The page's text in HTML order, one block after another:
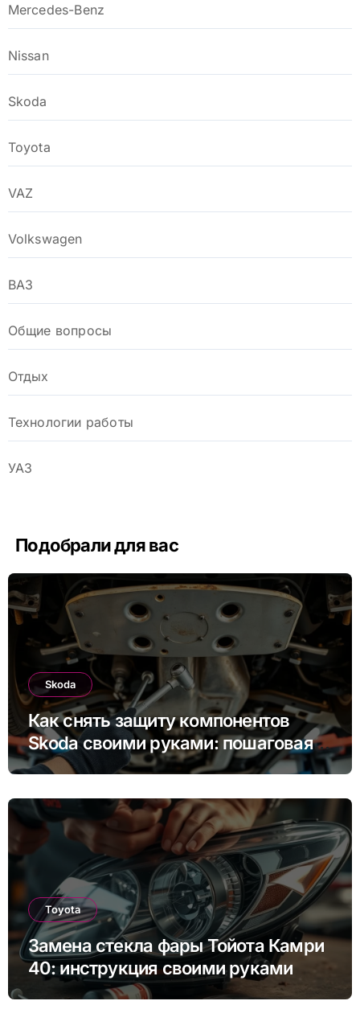
Mercedes-Benz
Nissan
Skoda
Toyota
VAZ
Volkswagen
ВАЗ
Общие вопросы
Отдых
Технологии работы
УАЗ
Подобрали для вас
Skoda
Как снять защиту компонентов
Skoda своими руками: пошаговая
инструкция для Rapid, Octavia и
Toyota
Замена стекла фары Тойота Камри
40: инструкция своими руками